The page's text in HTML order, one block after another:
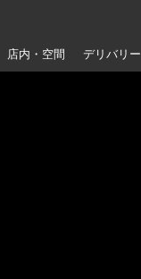
店内・空間 デリバリー